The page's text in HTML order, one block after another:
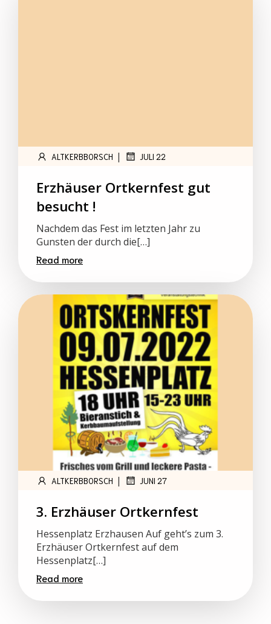
ALTKERBBORSCH | JULI 22
Erzhäuser Ortkernfest gut
besucht !
Nachdem das Fest im letzten Jahr zu
Gunsten der durch die[…]
Read more
ALTKERBBORSCH | JUNI 27
3. Erzhäuser Ortkernfest
Hessenplatz Erzhausen Auf geht’s zum 3.
Erzhäuser Ortkernfest auf dem
Hessenplatz[…]
Read more